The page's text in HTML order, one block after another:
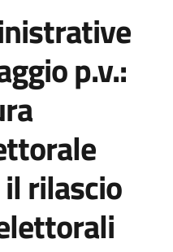
p.v.:
rilascio